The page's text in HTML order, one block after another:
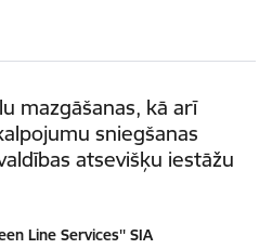
mazgāšanas, kā arī
sniegšanas
atsevišķu iestāžu
Line Services'' SIA